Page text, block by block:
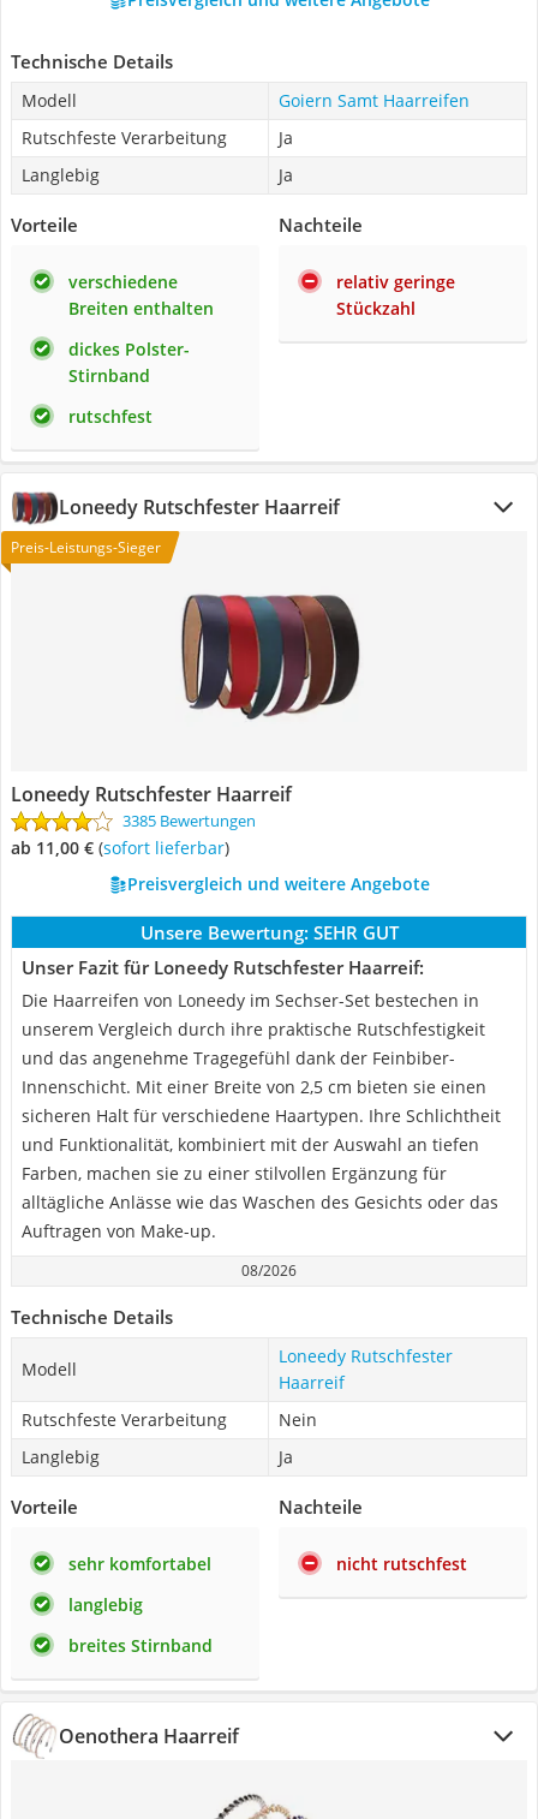
Technische Details
Modell
Goiern Samt Haarreifen
Rutschfeste Verarbeitung
Ja
Langlebig
Ja
Vorteile
verschiedene
Breiten enthalten
dickes Polster-
Stirnband
rutschfest
Nachteile
relativ geringe
Stückzahl
Loneedy Rutschfester Haarreif
Preis-Leistungs-Sieger
Loneedy Rutschfester Haarreif
3385 Bewertungen
ab 11,00 € ( Sofort lieferbar)
Preisvergleich und weitere Angebote
Unsere Bewertung: SEHR GUT
Unser Fazit für Loneedy Rutschfester Haarreif:
Die Haarreifen von Loneedy im Sechser-Set bestechen in
unserem Vergleich durch ihre praktische Rutschfestigkeit
und das angenehme Tragegefühl dank der Feinbiber-
Innenschicht. Mit einer Breite von 2,5 cm bieten sie einen
sicheren Halt für verschiedene Haartypen. Ihre Schlichtheit
und Funktionalität, kombiniert mit der Auswahl an tiefen
Farben, machen sie zu einer stilvollen Ergänzung für
alltägliche Anlässe wie das Waschen des Gesichts oder das
Auftragen von Make-up.
08/2026
Technische Details
Modell
Loneedy Rutschfester
Haarreif
Rutschfeste Verarbeitung
Nein
Langlebig
Ja
Vorteile
sehr komfortabel
langlebig
breites Stirnband
Nachteile
nicht rutschfest
Oenothera Haarreif